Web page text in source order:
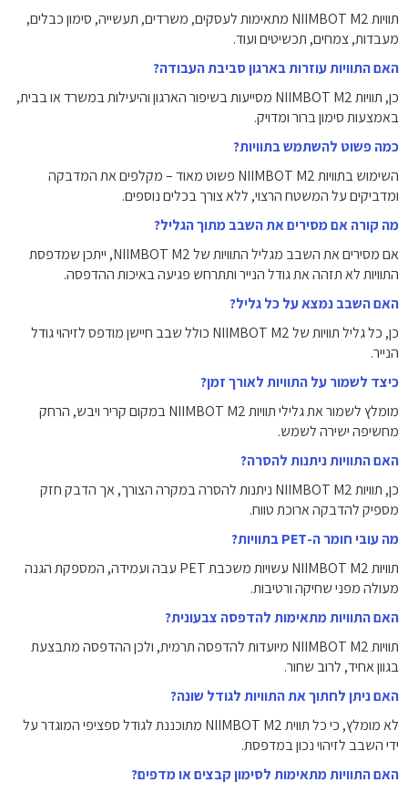
תוויות NIIMBOT M2 מתאימות לעסקים, משרדים, תעשייה, סימון כבלים,
מעבדות, צמחים, תכשיטים ועוד.
האם התוויות עוזרות בארגון סביבת העבודה?
כן, תוויות NIIMBOT M2 מסייעות בשיפור הארגון והיעילות במשרד או בבית,
באמצעות סימון ברור ומדויק.
כמה פשוט להשתמש בתוויות?
השימוש בתוויות NIIMBOT M2 פשוט מאוד – מקלפים את המדבקה
ומדביקים על המשטח הרצוי, ללא צורך בכלים נוספים.
מה קורה אם מסירים את השבב מתוך הגליל?
אם מסירים את השבב מגליל התוויות של NIIMBOT M2, ייתכן שמדפסת
התוויות לא תזהה את גודל הנייר ותתרחש פגיעה באיכות ההדפסה.
האם השבב נמצא על כל גליל?
כן, כל גליל תוויות של NIIMBOT M2 כולל שבב חיישן מודפס לזיהוי גודל
הנייר.
כיצד לשמור על התוויות לאורך זמן?
מומלץ לשמור את גלילי תוויות NIIMBOT M2 במקום קריר ויבש, הרחק
מחשיפה ישירה לשמש.
האם התוויות ניתנות להסרה?
כן, תוויות NIIMBOT M2 ניתנות להסרה במקרה הצורך, אך הדבק חזק
מספיק להדבקה ארוכת טווח.
מה עובי חומר ה-PET בתוויות?
תוויות NIIMBOT M2 עשויות משכבת PET עבה ועמידה, המספקת הגנה
מעולה מפני שחיקה ורטיבות.
האם התוויות מתאימות להדפסה צבעונית?
תוויות NIIMBOT M2 מיועדות להדפסה תרמית, ולכן ההדפסה מתבצעת
בגוון אחיד, לרוב שחור.
האם ניתן לחתוך את התוויות לגודל שונה?
לא מומלץ, כי כל תווית NIIMBOT M2 מתוכננת לגודל ספציפי המוגדר על
ידי השבב לזיהוי נכון במדפסת.
האם התוויות מתאימות לסימון קבצים או מדפים?